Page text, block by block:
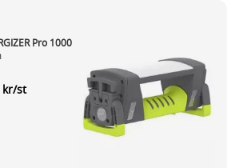
Pro 1000
kr/st